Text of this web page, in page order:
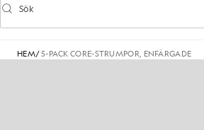
Aktivera/inaktivera prediktiv sökning
Sök
HEM/5-PACK CORE-STRUMPOR, ENFÄRGADE